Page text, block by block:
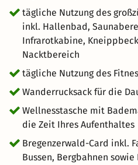
tägliche Nutzung des
inkl. Hallenbad,
Infrarotkabine,
Nacktbereich
tägliche Nutzung des
Wanderrucksack für die
Wellnesstasche mit
die Zeit Ihres Aufenthaltes
Bregenzerwald-Card inkl.
Bussen, Bergbahnen